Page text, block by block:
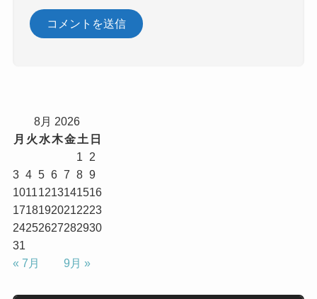
8月 2026
月 火 水木金土 日
1
2
3 4 5 6 7 8 9
10111213141516
17181920212223
24252627282930
31
« 7月
9月 »